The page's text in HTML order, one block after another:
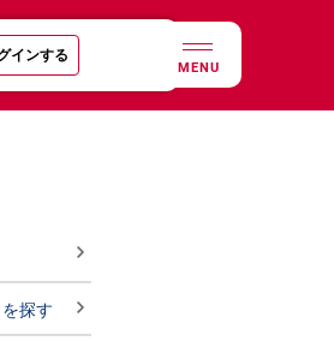
インする
MENU
探す